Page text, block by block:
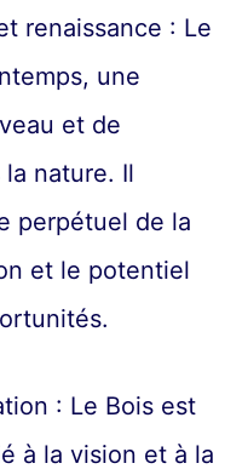
renaissance : Le
une
et de
la nature. Il
perpétuel de la
et le potentiel
: Le Bois est
à la vision et à la